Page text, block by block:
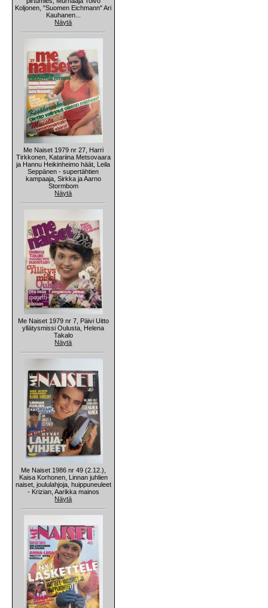
Koljonen, "Suomen Eichmann" Ari
Kauhanen...
Näytä
Me Naiset 1979 nr 27, Harri
Tirkkonen, Katariina Metsovaara
ja Hannu Heikinheimo häät, Leila
Seppänen - supertähtien
kampaaja, Sirkka ja Aarno
Stormbom
Näytä
Me Naiset 1979 nr 7, Päivi Uitto
yllätysmissi Oulusta, Helena
Takalo
Näytä
Me Naiset 1986 nr 49 (2.12.),
Kaisa Korhonen, Linnan juhlien
naiset, joululahjoja, huippuneuleet
- Krizian, Aarikka mainos
Näytä